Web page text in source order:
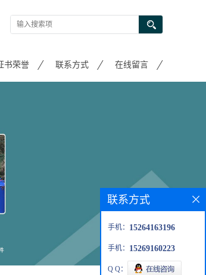
书荣誉 联系方式 在线留言
联系方式
手机： 15264163196
手机： 15269160223
Q Q：